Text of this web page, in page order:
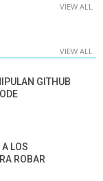
VIEW ALL
VIEW ALL
GITHUB
A LOS
ROBAR